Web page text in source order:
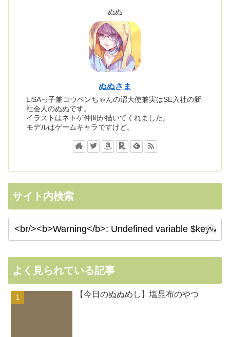
ぬぬ
ぬぬさま
LiSAっ子兼コウペンちゃんの沼大使兼実はSE入社の新
社会人のぬぬです。
イラストはネトゲ仲間が描いてくれました。
モデルはゲームキャラですけど。
サイト内検索
よく見られている記事
【今日のぬぬめし】塩昆布のやつ